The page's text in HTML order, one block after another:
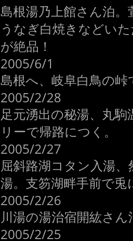
島根湯乃上館さん泊
うなぎ白焼きなどい
が絶品！
2005/6/1
島根へ、岐阜白鳥の峠
2005/2/28
足元湧出の秘湯、丸
リーで帰路につく。
2005/2/27
屈斜路湖コタン入湯
湯。支笏湖畔手前で兎
2005/2/26
川湯の湯治宿開紘さん
2005/2/25